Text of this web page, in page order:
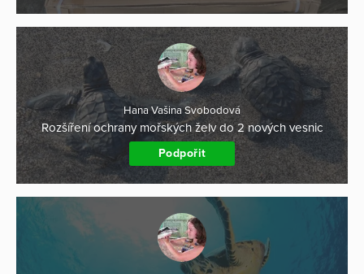
Hana Vašina Svobodová
Rozšíření ochrany mořských želv do 2 nových vesnic
Podpořit